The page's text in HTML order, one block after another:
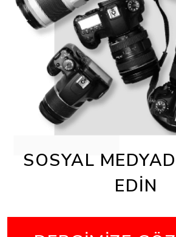
SOSYAL
EDİN